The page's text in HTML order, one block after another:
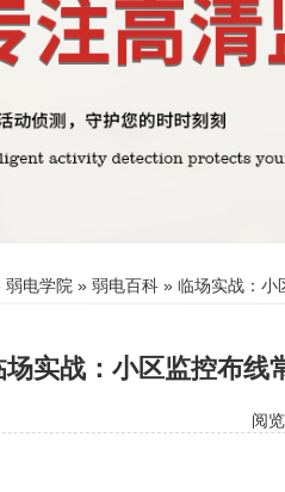
弱电学院 » 弱电百科 » 临场实战：小
场实战：小区监控布线
阅